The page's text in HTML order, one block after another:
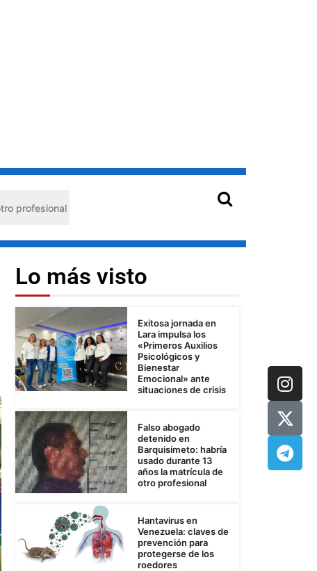
Hantavirus en Venezuela: claves de prevención para
Lo más visto
Exitosa jornada en
Lara impulsa los
«Primeros Auxilios
Psicológicos y
Bienestar
Emocional» ante
situaciones de crisis
Falso abogado
detenido en
Barquisimeto: habría
usado durante 13
años la matrícula de
otro profesional
Hantavirus en
Venezuela: claves de
prevención para
protegerse de los
roedores